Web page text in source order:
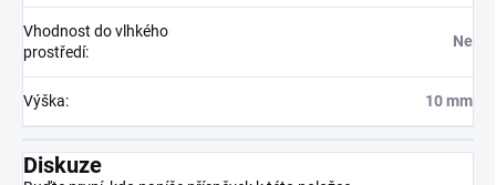
Vhodnost do vlhkého
prostředí:
Ne
Výška: 10 mm
Diskuze